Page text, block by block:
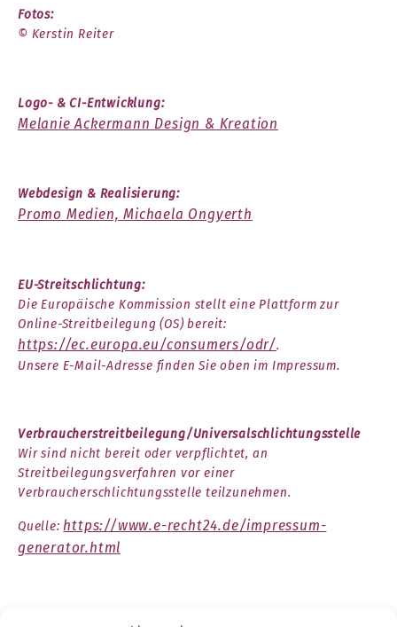
Fotos:
© Kerstin Reiter
Logo- & CI-Entwicklung:
Melanie Ackermann Design & Kreation
Webdesign & Realisierung:
Promo Medien, Michaela Ongyerth
EU-Streitschlichtung:
Die Europäische Kommission stellt eine Plattform zur
Online-Streitbeilegung (OS) bereit:
https://ec.europa.eu/consumers/odr/.
Unsere E-Mail-Adresse finden Sie oben im Impressum.
Verbraucher­streit­beilegung/Universal­schlichtungs­stelle
Wir sind nicht bereit oder verpflichtet, an
Streitbeilegungsverfahren vor einer
Verbraucherschlichtungsstelle teilzunehmen.
Quelle:https://www.e-recht24.de/impressum-
generator.html